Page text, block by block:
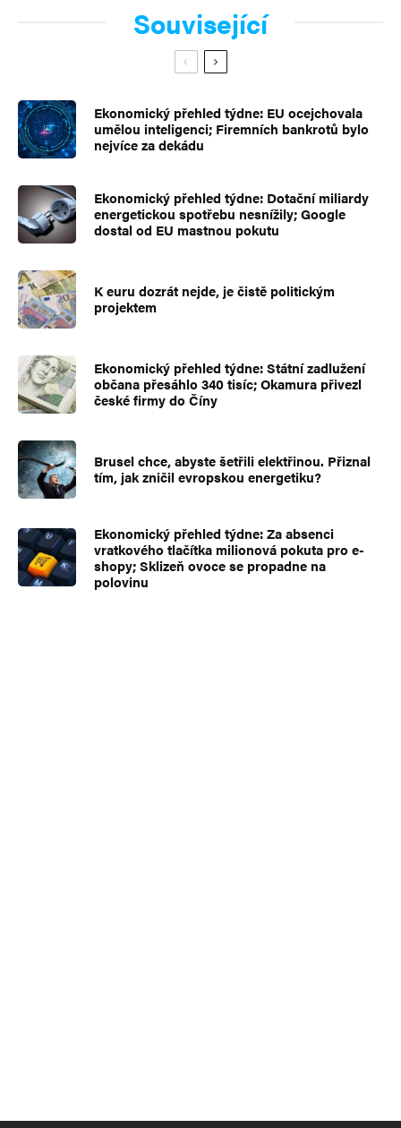
Související
Ekonomický přehled týdne: EU ocejchovala
umělou inteligenci; Firemních bankrotů bylo
nejvíce za dekádu
Ekonomický přehled týdne: Dotační miliardy
energetickou spotřebu nesnížily; Google
dostal od EU mastnou pokutu
K euru dozrát nejde, je čistě politickým
projektem
Ekonomický přehled týdne: Státní zadlužení
občana přesáhlo 340 tisíc; Okamura přivezl
české firmy do Číny
Brusel chce, abyste šetřili elektřinou. Přiznal
tím, jak zničil evropskou energetiku?
Ekonomický přehled týdne: Za absenci
vratkového tlačítka milionová pokuta pro e-
shopy; Sklizeň ovoce se propadne na
polovinu